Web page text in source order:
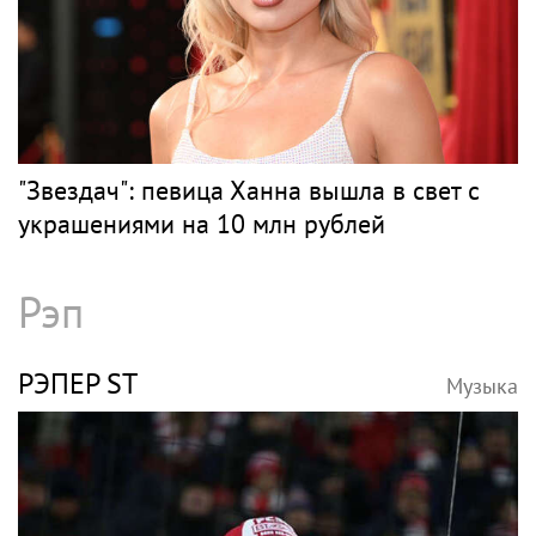
"Звездач": певица Ханна вышла в свет с
украшениями на 10 млн рублей
Рэп
РЭПЕР ST Музыка